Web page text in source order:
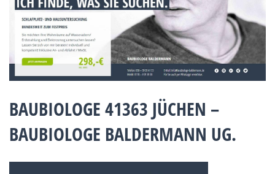
BAUBIOLOGE 41363 JÜCHEN –
BAUBIOLOGE BALDERMANN UG.